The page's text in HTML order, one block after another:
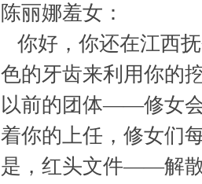
陈丽娜羞女：
你好，你还在江西
色的牙齿来利用你的
以前的团体——修女
着你的上任，修女们
是，红头文件——解